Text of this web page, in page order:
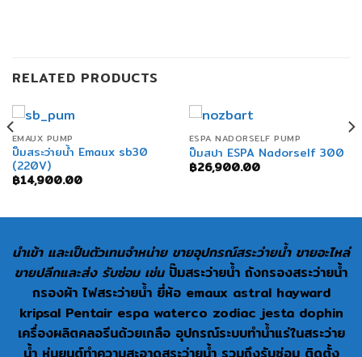
RELATED PRODUCTS
EMAUX PUMP
ปั๊มสระว่ายน้ำ Emaux sb30
(220V)
฿14,900.00
ESPA NADORSELF PUMP
ปั๊มสปา ESPA Nadorself 300
฿26,900.00
นำเข้า และเป็นตัวเทนจำหน่าย ขายอุปกรณ์สระว่ายน้ำ ขายอะไหล่
ขายปลีกและส่ง รับซ่อม เช่น ปั๊มสระว่ายน้ำ ถังกรองสระว่ายน้ำ
กรองผ้า ไฟสระว่ายน้ำ ยี่ห้อ emaux astral hayward
kripsal Pentair espa waterco zodiac jesta dophin
เครื่องผลิตคลอรีนด้วยเกลือ อุปกรณ์ระบบทำน้ำแร่ในสระว่าย